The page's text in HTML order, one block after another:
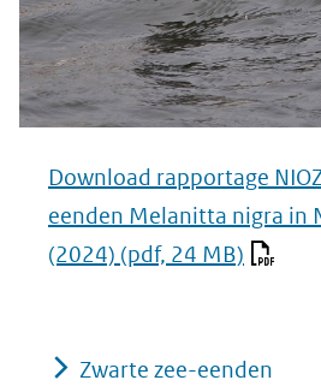
Download rapportage
eenden Melanitta nigra in
(2024) (pdf, 24 MB)
Zwarte zee-eenden